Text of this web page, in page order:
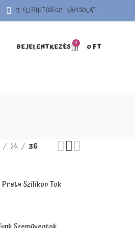
ELÉRHETŐSÉG KAPCSOLAT
BEJELENTKEZÉS 0 0FT
24 36
Szilikon Tok